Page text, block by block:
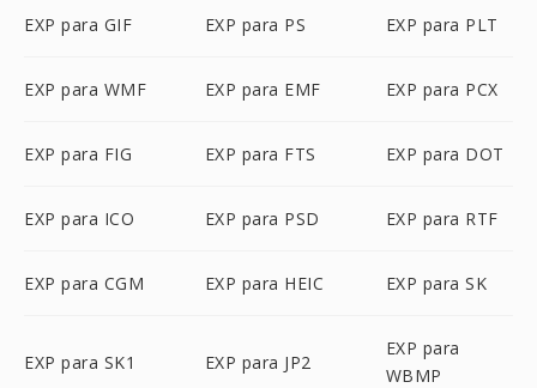
EXP para GIF EXP para PS EXP para PLT
EXP para WMF EXP para EMF EXP para PCX
EXP para FIG EXP para FTS EXP para DOT
EXP para ICO EXP para PSD EXP para RTF
EXP para CGM EXP para HEIC EXP para SK
EXP para SK1 EXP para JP2
EXP para
WBMP